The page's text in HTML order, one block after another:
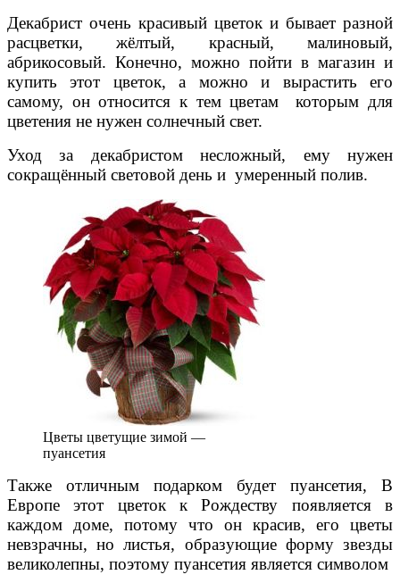
Декабрист очень красивый цветок и бывает разной
расцветки, жёлтый, красный, малиновый,
абрикосовый. Конечно, можно пойти в магазин и
купить этот цветок, а можно и вырастить его
самому, он относится к тем цветам которым для
цветения не нужен солнечный свет.
Уход за декабристом несложный, ему нужен
сокращённый световой день и умеренный полив.
Цветы цветущие зимой —
пуансетия
Также отличным подарком будет пуансетия, В
Европе этот цветок к Рождеству появляется в
каждом доме, потому что он красив, его цветы
невзрачны, но листья, образующие форму звезды
великолепны, поэтому пуансетия является символом